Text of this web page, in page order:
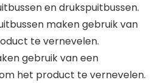
en drukspuitbussen.
maken gebruik van
te vernevelen.
gebruik van een
het product te vernevelen.